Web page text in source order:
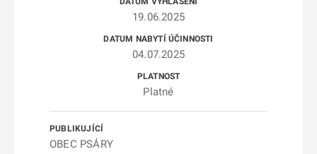
19.06.2025
04.07.2025
Platné
OBEC PSÁRY